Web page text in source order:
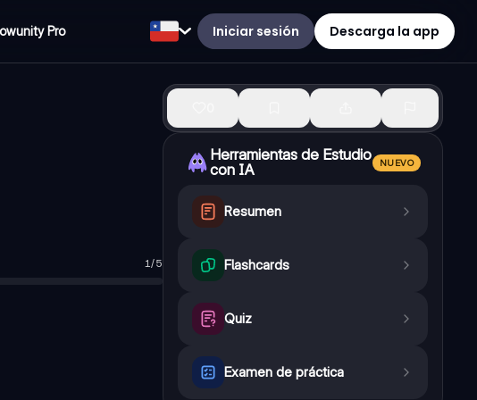
Pro Iniciar sesión Descarga la app
1/5
intermoleculares intensas, mantiene su forma, no compresible.
patrón (usualmente el agua).
aceite flota sobre el agua, el hielo flota en el agua de mar.
Herramientas de Estudio
con IA
NUEVO
Resumen
Flashcards
Quiz
Examen de práctica